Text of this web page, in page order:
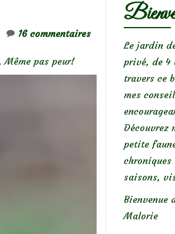
16 commentaires
pas peur!
Le jardin
privé, de 4
travers ce
mes
Découvrez
petite
saisons,
Bienvenue
Malorie